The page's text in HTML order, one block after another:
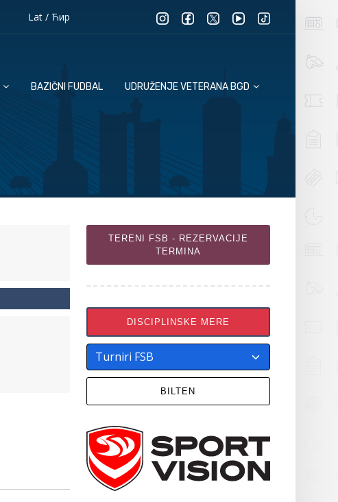
Lat/ Ћир
BAZIČNI FUDBAL UDRUŽENJE VETERANA BGD
TERENI FSB - REZERVACIJE
TERMINA
DISCIPLINSKE MERE
BILTEN